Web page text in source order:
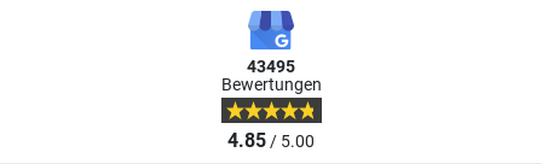
43495
Bewertungen
4.85/ 5.00